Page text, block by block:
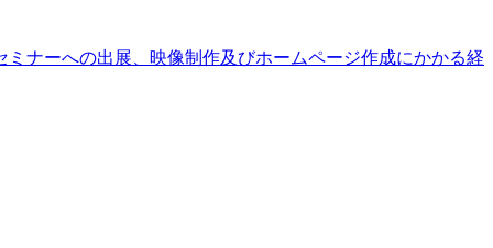
ナーへの出展、映像制作及びホームページ作成にかかる経